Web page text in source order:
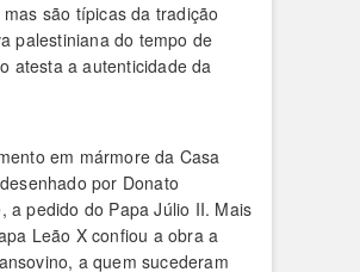
mas são típicas da tradição
palestiniana do tempo de
atesta a autenticidade da
em mármore da Casa
por Donato
a pedido do Papa Júlio II. Mais
Leão X confiou a obra a
a quem sucederam